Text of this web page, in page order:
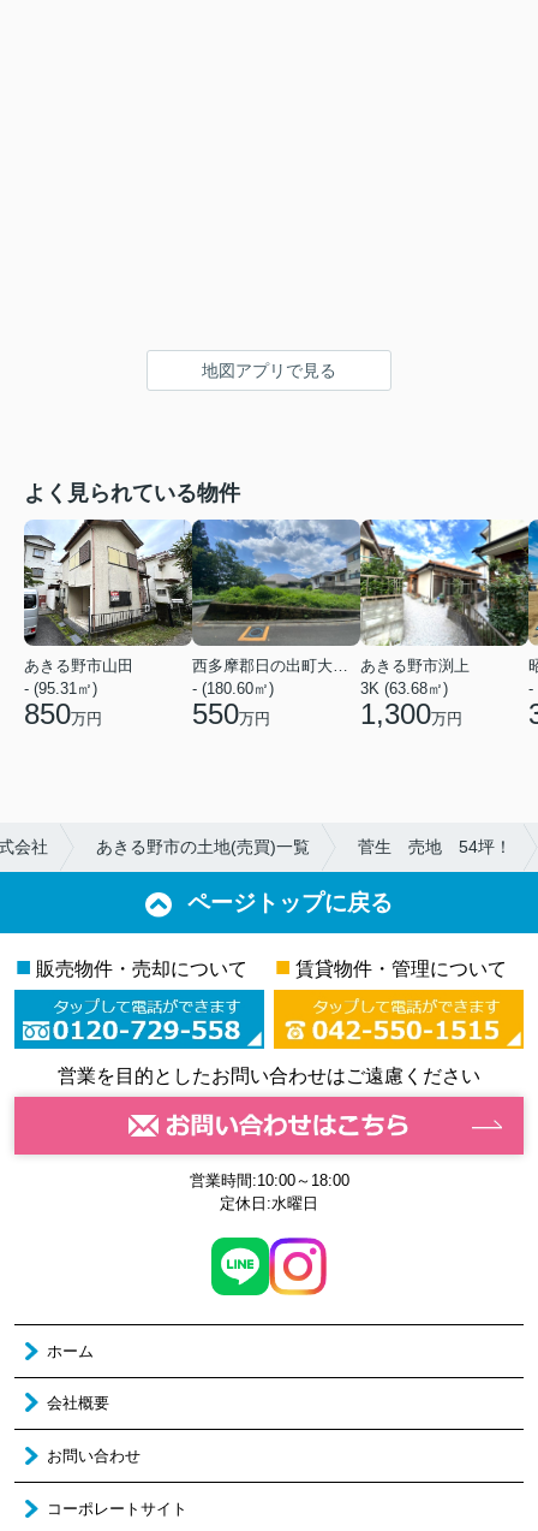
地図アプリで見る
よく見られている物件
あきる野市山田
- (95.31㎡)
850万円
西多摩郡日の出町大字平井
- (180.60㎡)
550万円
あきる野市渕上
3K (63.68㎡)
1,300万円
-
会社 あきる野市の土地(売買)一覧 菅生 売地 54坪！
ページトップに戻る
■ 販売物件・売却について ■ 賃貸物件・管理について
営業を目的としたお問い合わせはご遠慮ください
営業時間:10:00～18:00
定休日:水曜日
ホーム
会社概要
お問い合わせ
コーポレートサイト